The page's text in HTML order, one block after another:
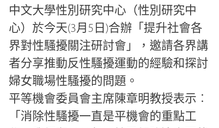
中文大學性別研究中心（性別研究中
心）於今天(3月5日)合辦「提升社會各
界對性騷擾關注研討會」，邀請各界講
者分享推動反性騷擾運動的經驗和探討
婦女職場性騷擾的問題。
平等機會委員會主席陳章明教授表示︰
「消除性騷擾一直是平機會的重點工